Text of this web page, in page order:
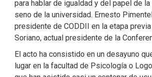
para hablar de igualdad y del papel de la
seno de la universidad. Ernesto
presidente de CODDII en la etapa
Soriano, actual presidente de la
El acto ha consistido en un desayuno
lugar en la facultad de Psicología o